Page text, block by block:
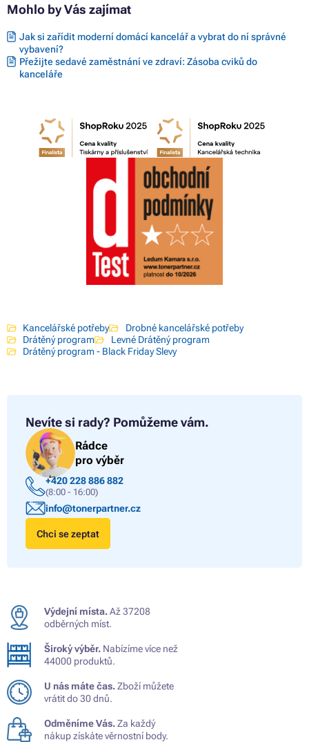
Mohlo by Vás zajímat
Jak si zařídit moderní domácí kancelář a vybrat do ní správné
vybavení?
Přežijte sedavé zaměstnání ve zdraví: Zásoba cviků do
kanceláře
Kancelářské potřeby
Drobné kancelářské potřeby
Drátěný program
Levné Drátěný program
Drátěný program - Black Friday Slevy
Nevíte si rady? Pomůžeme vám.
Rádce
pro výběr
+420 228 886 882
(8:00 - 16:00)
info@tonerpartner.cz
Chci se zeptat
Výdejní místa.Až 37208
odběrných míst.
Široký výběr. Nabízíme více než
44000 produktů.
U nás máte čas.Zboží můžete
vrátit do 30 dnů.
Odměníme Vás.Za každý
nákup získáte věrnostní body.